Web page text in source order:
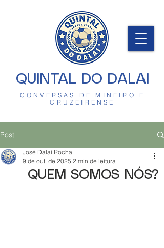
QUINTAL DO DALAI
CONVERSAS DE MINEIRO E
CRUZEIRENSE
Post
QUEM SOMOS NÓS?
José Dalai Rocha
9 de out. de 2025 2 min de leitura